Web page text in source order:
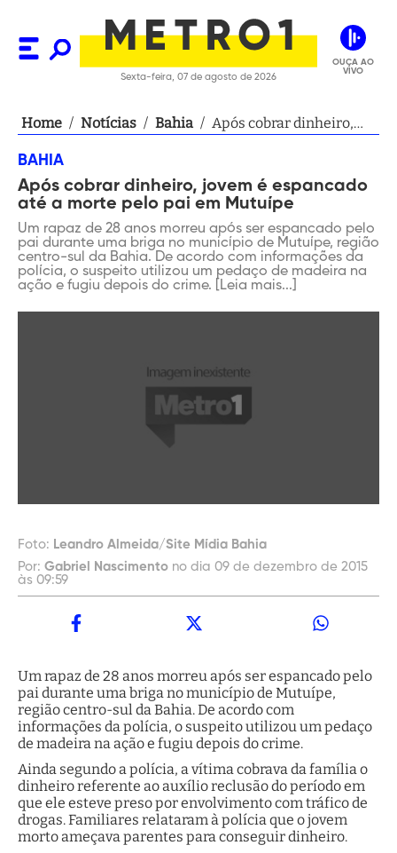
Sexta-feira, 07 de agosto de 2026
OUÇA AO
VIVO
Home / Notícias / Bahia / Após cobrar dinheiro,
Mutuípe
BAHIA
Após cobrar dinheiro, jovem é espancado
até a morte pelo pai em Mutuípe
Um rapaz de 28 anos morreu após ser espancado pelo
pai durante uma briga no município de Mutuípe, região
centro-sul da Bahia. De acordo com informações da
polícia, o suspeito utilizou um pedaço de madeira na
ação e fugiu depois do crime. [Leia mais...]
Foto: Leandro Almeida/Site Mídia Bahia
Por: Gabriel Nascimento no dia 09 de dezembro de 2015
às 09:59
Um rapaz de 28 anos morreu após ser espancado pelo
pai durante uma briga no município de Mutuípe,
região centro-sul da Bahia. De acordo com
informações da polícia, o suspeito utilizou um pedaço
de madeira na ação e fugiu depois do crime.
Ainda segundo a polícia, a vítima cobrava da família o
dinheiro referente ao auxílio reclusão do período em
que ele esteve preso por envolvimento com tráfico de
drogas. Familiares relataram à polícia que o jovem
morto ameçava parentes para conseguir dinheiro.